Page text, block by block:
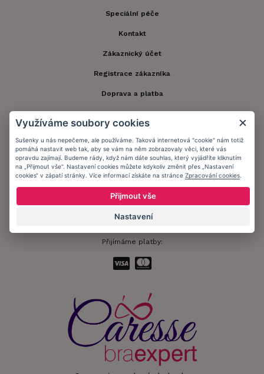
Speciální péče
Kontakt
Zákaznický účet
Registrace zákazníka
Doprava a platba
Obchodní podmínky
Informační memorandum
Zůstaňte s námi v kontaktu.
Přijímáme platby:
Využíváme soubory cookies
Sušenky u nás nepečeme, ale používáme. Taková internetová "cookie" nám totiž
pomáhá nastavit web tak, aby se vám na něm zobrazovaly věci, které vás
opravdu zajímají. Budeme rády, když nám dáte souhlas, který vyjádříte kliknutím
na „Přijmout vše“. Nastavení cookies můžete kdykoliv změnit přes „Nastavení
cookies“ v zápatí stránky. Více informací získáte na stránce Zpracování cookies
Přijmout vše
Nastavení